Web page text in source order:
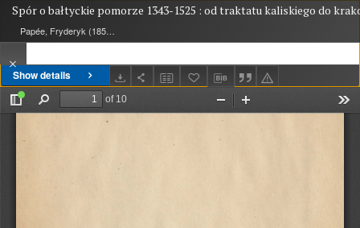
Show details
Spór o ba‪łtyckie pomorze 1343-1525 : od traktatu kaliskiego do
Papée, Fryderyk (1856-1940)